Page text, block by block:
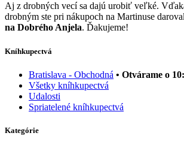
Aj z drobných vecí sa dajú urobiť veľké.
drobným ste pri nákupoch na Martinuse
na Dobrého Anjela. Ďakujeme!
Kníhkupectvá
Bratislava - Obchodná • Otvárame o
Všetky kníhkupectvá
Udalosti
Spriatelené kníhkupectvá
Kategórie